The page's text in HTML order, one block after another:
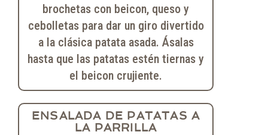
brochetas con beicon, queso y
cebolletas para dar un giro divertido
a la clásica patata asada. Ásalas
hasta que las patatas estén tiernas y
el beicon crujiente.
ENSALADA DE PATATAS A
LA PARRILLA